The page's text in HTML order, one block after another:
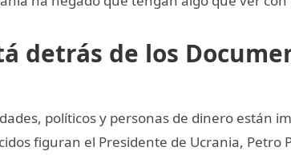
detrás de los
políticos y personas de dinero están
figuran el Presidente de Ucrania, Petro